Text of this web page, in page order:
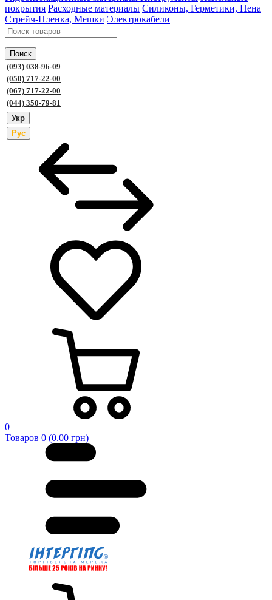
покрытия Расходные материалы Силиконы, Герметики, Пена
Стрейч-Пленка, Мешки Электрокабели
Поиск
(093) 038-96-09
(050) 717-22-00
(067) 717-22-00
(044) 350-79-81
Укр
Рус
0
Товаров 0 (0.00 грн)